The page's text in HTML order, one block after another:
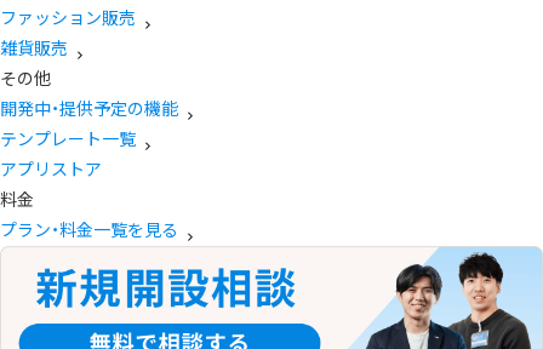
ファッション販売
雑貨販売
その他
開発中・提供予定の機能
テンプレート一覧
アプリストア
料金
プラン・料金一覧を見る